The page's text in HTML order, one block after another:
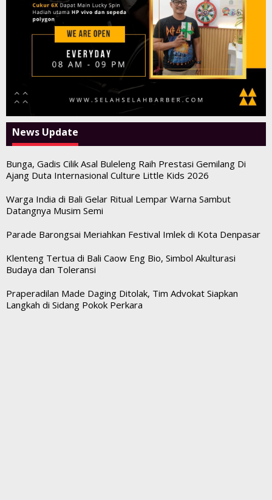
News Update
Bunga, Gadis Cilik Asal Buleleng Raih Prestasi Gemilang Di
Ajang Duta Internasional Culture Little Kids 2026
Warga India di Bali Gelar Ritual Lempar Warna Sambut
Datangnya Musim Semi
Parade Barongsai Meriahkan Festival Imlek di Kota Denpasar
Klenteng Tertua di Bali Caow Eng Bio, Simbol Akulturasi
Budaya dan Toleransi
Praperadilan Made Daging Ditolak, Tim Advokat Siapkan
Langkah di Sidang Pokok Perkara